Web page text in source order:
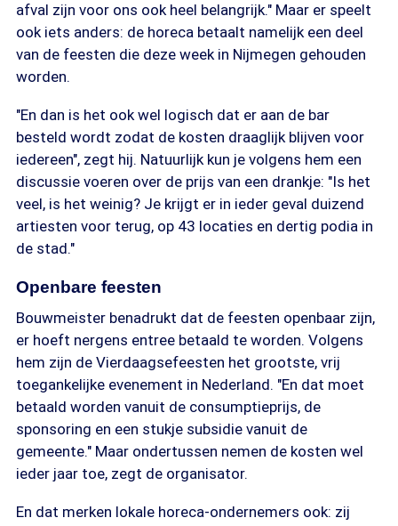
afval zijn voor ons ook heel belangrijk." Maar er speelt
ook iets anders: de horeca betaalt namelijk een deel
van de feesten die deze week in Nijmegen gehouden
worden.
"En dan is het ook wel logisch dat er aan de bar
besteld wordt zodat de kosten draaglijk blijven voor
iedereen", zegt hij. Natuurlijk kun je volgens hem een
discussie voeren over de prijs van een drankje: "Is het
veel, is het weinig? Je krijgt er in ieder geval duizend
artiesten voor terug, op 43 locaties en dertig podia in
de stad."
Openbare feesten
Bouwmeister benadrukt dat de feesten openbaar zijn,
er hoeft nergens entree betaald te worden. Volgens
hem zijn de Vierdaagsefeesten het grootste, vrij
toegankelijke evenement in Nederland. "En dat moet
betaald worden vanuit de consumptieprijs, de
sponsoring en een stukje subsidie vanuit de
gemeente." Maar ondertussen nemen de kosten wel
ieder jaar toe, zegt de organisator.
En dat merken lokale horeca-ondernemers ook: zij